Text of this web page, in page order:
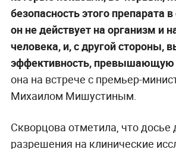
безопасность этого препарата
он не действует на организм и
человека, и, с другой стороны,
эффективность, превышающую
она на встрече с премьер-
Михаилом Мишустиным.
Скворцова отметила, что досье
разрешения на клинические